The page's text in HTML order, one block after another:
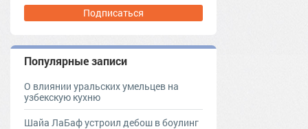
Подписаться
Популярные записи
О влиянии уральских умельцев на
узбекскую кухню
Шайа ЛаБаф устроил дебош в боулинг